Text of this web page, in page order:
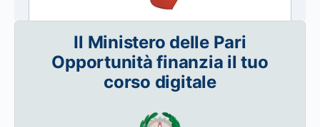
Il Ministero delle Pari
Opportunità finanzia il tuo
corso digitale